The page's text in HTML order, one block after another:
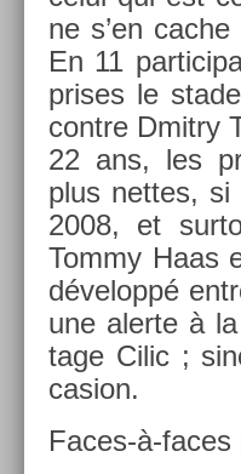
ne s’en
En 11
prises le
con­tre Dmit­ry
22 ans, les
plus net­tes, si
2008, et
Tommy Haas
développé
une al­er­te à
tage Cilic ;
cas­ion.
Faces-à-